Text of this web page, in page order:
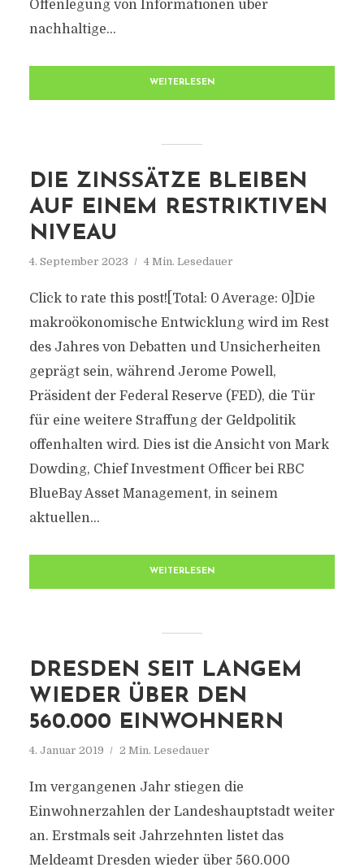
Offenlegung von Informationen über
nachhaltige...
WEITERLESEN
DIE ZINSSÄTZE BLEIBEN
AUF EINEM RESTRIKTIVEN
NIVEAU
4. September 2023 4 Min. Lesedauer
Click to rate this post![Total: 0 Average: 0]Die
makroökonomische Entwicklung wird im Rest
des Jahres von Debatten und Unsicherheiten
geprägt sein, während Jerome Powell,
Präsident der Federal Reserve (FED), die Tür
für eine weitere Straffung der Geldpolitik
offenhalten wird. Dies ist die Ansicht von Mark
Dowding, Chief Investment Officer bei RBC
BlueBay Asset Management, in seinem
aktuellen...
WEITERLESEN
DRESDEN SEIT LANGEM
WIEDER ÜBER DEN
560.000 EINWOHNERN
4. Januar 2019 2 Min. Lesedauer
Im vergangenen Jahr stiegen die
Einwohnerzahlen der Landeshauptstadt weiter
an. Erstmals seit Jahrzehnten listet das
Meldeamt Dresden wieder über 560.000